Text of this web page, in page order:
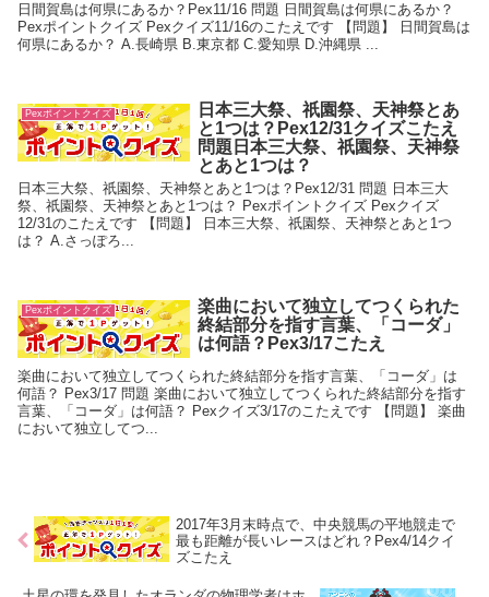
日間賀島は何県にあるか？Pex11/16 問題 日間賀島は何県にあるか？
Pexポイントクイズ Pexクイズ11/16のこたえです 【問題】 日間賀島は
何県にあるか？ A.長崎県 B.東京都 C.愛知県 D.沖縄県 ...
Pexポイントクイズ
日本三大祭、祇園祭、天神祭とあ
と1つは？Pex12/31クイズこたえ
問題日本三大祭、祇園祭、天神祭
とあと1つは？
日本三大祭、祇園祭、天神祭とあと1つは？Pex12/31 問題 日本三大
祭、祇園祭、天神祭とあと1つは？ Pexポイントクイズ Pexクイズ
12/31のこたえです 【問題】 日本三大祭、祇園祭、天神祭とあと1つ
は？ A.さっぽろ...
Pexポイントクイズ
楽曲において独立してつくられた
終結部分を指す言葉、「コーダ」
は何語？Pex3/17こたえ
楽曲において独立してつくられた終結部分を指す言葉、「コーダ」は
何語？ Pex3/17 問題 楽曲において独立してつくられた終結部分を指す
言葉、「コーダ」は何語？ Pexクイズ3/17のこたえです 【問題】 楽曲
において独立してつ...
2017年3月末時点で、中央競馬の平地競走で
最も距離が長いレースはどれ？Pex4/14クイ
ズこたえ